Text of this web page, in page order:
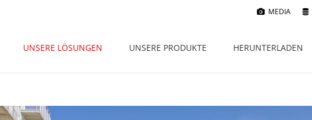
MEDIA
UNSERE LÖSUNGEN UNSERE PRODUKTE HERUNTERLADEN